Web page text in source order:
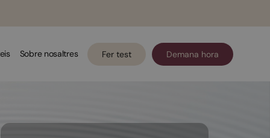
Sobre nosaltres Fer test Demana hora